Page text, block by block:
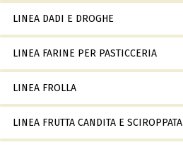
LINEA DADI E DROGHE
LINEA FARINE PER PASTICCERIA
LINEA FROLLA
LINEA FRUTTA CANDITA E SCIROPPATA